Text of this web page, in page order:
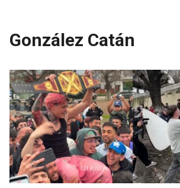
González Catán